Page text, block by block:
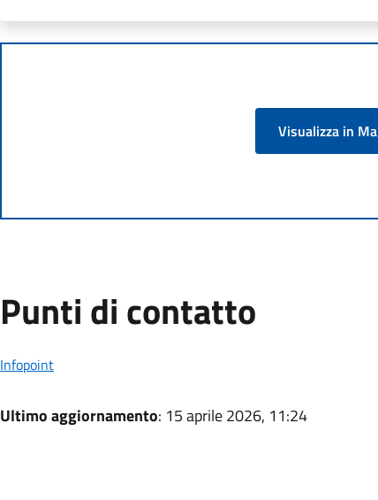
Visualizza in
Punti di contatto
Infopoint
Ultimo aggiornamento: 15 aprile 2026, 11:24